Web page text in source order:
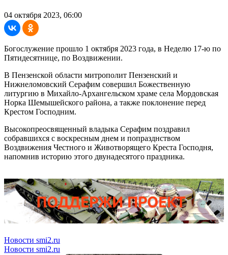
04 октября 2023, 06:00
Богослужение прошло 1 октября 2023 года, в Неделю 17-ю по
Пятидесятнице, по Воздвижении.
В Пензенской области митрополит Пензенский и
Нижнеломовский Серафим совершил Божественную
литургию в Михайло-Архангельском храме села Мордовская
Норка Шемышейского района, а также поклонение перед
Крестом Господним.
Высокопреосвященный владыка Серафим поздравил
собравшихся с воскресным днем и попразднством
Воздвижения Честного и Животворящего Креста Господня,
напомнив историю этого двунадесятого праздника.
Новости smi2.ru
Новости smi2.ru